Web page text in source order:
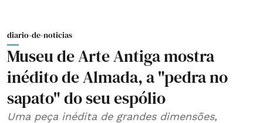
diario-de-noticias
Museu de Arte Antiga mostra
inédito de Almada, a "pedra no
sapato" do seu espólio
Uma peça inédita de grandes dimensões,